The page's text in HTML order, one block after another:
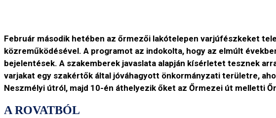
Február második hetében az őrmezői lakótelepen varjúfészkeket
közreműködésével. A programot az indokolta, hogy az elmúlt
bejelentések. A szakemberek javaslata alapján kísérletet tesznek
varjakat egy szakértők által jóváhagyott önkormányzati területre,
Neszmélyi útról, majd 10-én áthelyezik őket az Őrmezei út melletti
A ROVATBÓL